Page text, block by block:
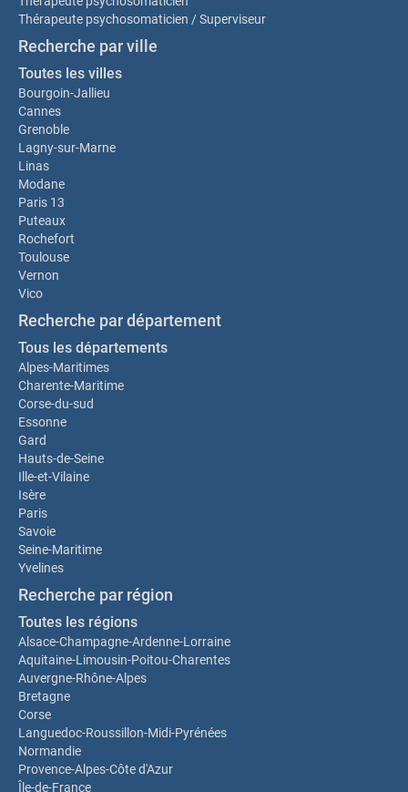
Thérapeute psychosomaticien / Superviseur
Recherche par ville
Toutes les villes
Bourgoin-Jallieu
Cannes
Grenoble
Lagny-sur-Marne
Linas
Modane
Paris 13
Puteaux
Rochefort
Toulouse
Vernon
Vico
Recherche par département
Tous les départements
Alpes-Maritimes
Charente-Maritime
Corse-du-sud
Essonne
Gard
Hauts-de-Seine
Ille-et-Vilaine
Isère
Paris
Savoie
Seine-Maritime
Yvelines
Recherche par région
Toutes les régions
Alsace-Champagne-Ardenne-Lorraine
Aquitaine-Limousin-Poitou-Charentes
Auvergne-Rhône-Alpes
Bretagne
Corse
Languedoc-Roussillon-Midi-Pyrénées
Normandie
Provence-Alpes-Côte d'Azur
Île-de-France